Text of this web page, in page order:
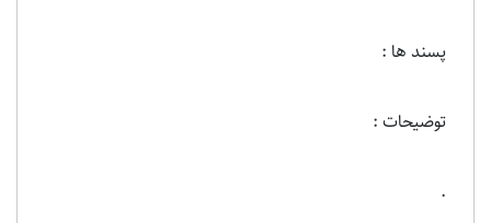
پسند ها :
توضیحات :
.